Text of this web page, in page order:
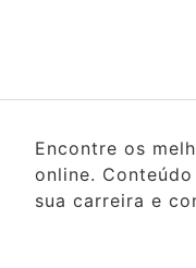
Encontre os
online.
sua carreira e